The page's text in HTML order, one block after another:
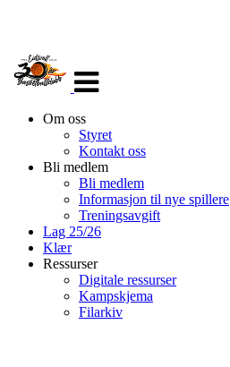
navigasjon
Om oss
Styret
Kontakt oss
Bli medlem
Bli medlem
Informasjon til nye spillere
Treningsavgift
Lag 25/26
Klær
Ressurser
Digitale ressurser
Kampskjema
Filarkiv